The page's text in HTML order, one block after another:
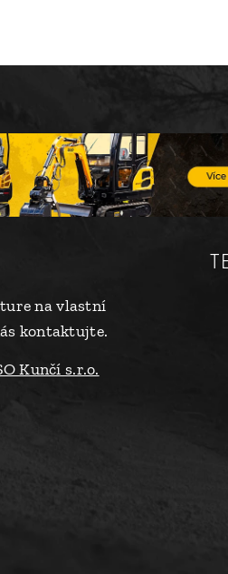
na vlastní
kontaktujte.
Kunčí s.r.o.